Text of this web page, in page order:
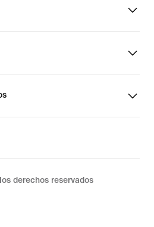
derechos reservados